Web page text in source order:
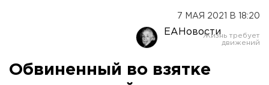
7 МАЯ 2021 В 18:20
ЕАНовости
Обвиненный во взятке